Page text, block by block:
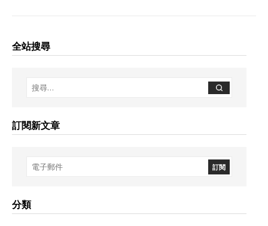
全站搜尋
訂閱新文章
分類